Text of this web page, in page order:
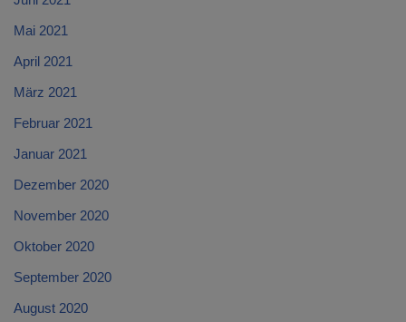
Mai 2021
April 2021
März 2021
Februar 2021
Januar 2021
Dezember 2020
November 2020
Oktober 2020
September 2020
August 2020